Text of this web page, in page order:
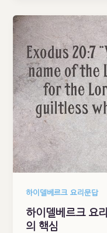
하이델베르크 요리문답
하이델베르크 요
의 핵심